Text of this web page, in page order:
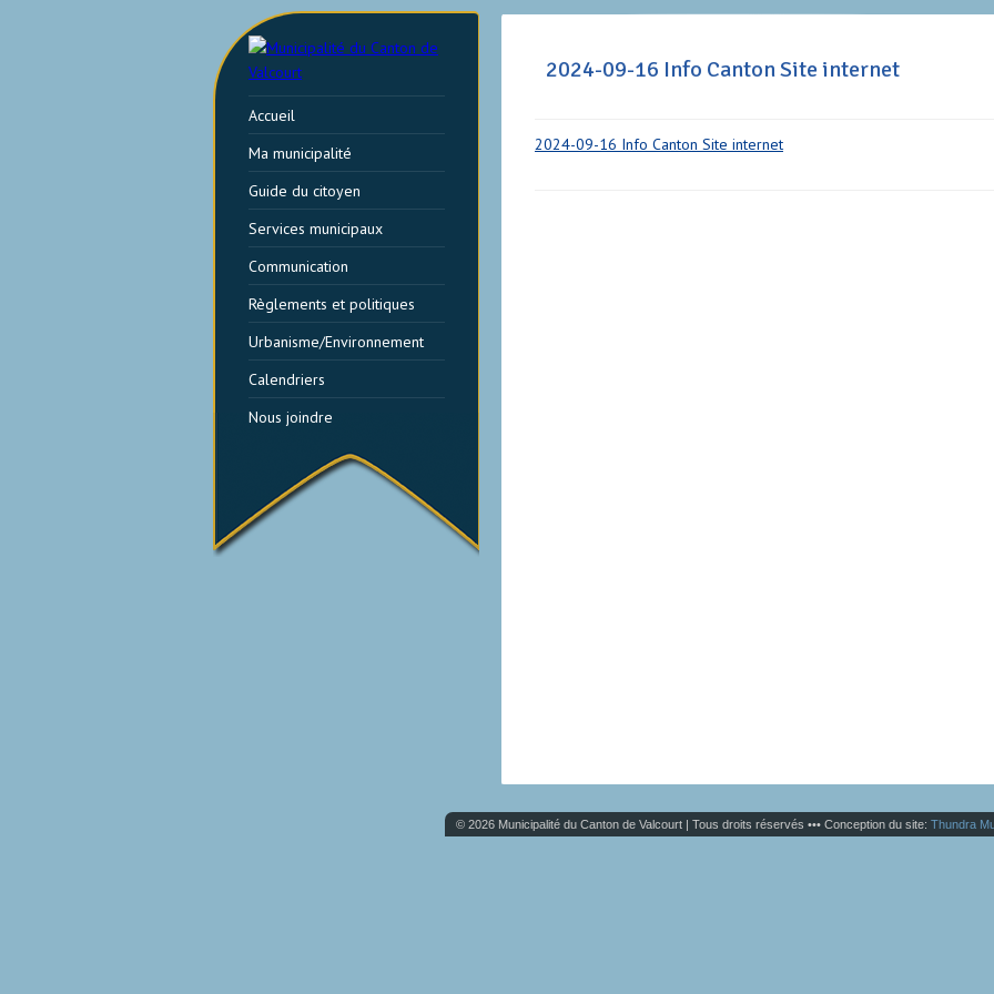
2024-09-16 Info Canton Site internet
2024-09-16 Info Canton Site internet
Accueil
Ma municipalité
Guide du citoyen
Services municipaux
Communication
Règlements et politiques
Urbanisme/Environnement
Calendriers
Nous joindre
© 2026 Municipalité du Canton de Valcourt | Tous droits réservés ••• Conception du site: Thundra